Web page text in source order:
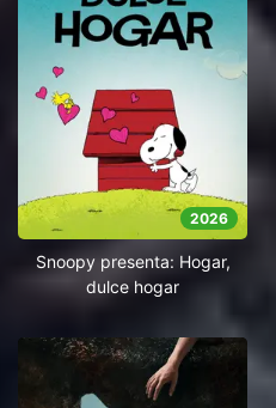
2026
Snoopy presenta: Hogar,
dulce hogar